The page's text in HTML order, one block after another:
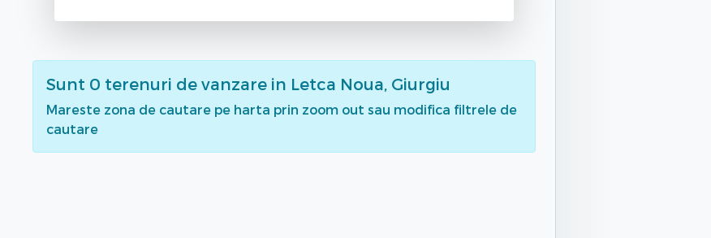
Sunt 0 terenuri de vanzare in Letca Noua, Giurgiu
Mareste zona de cautare pe harta prin zoom out sau modifica filtrele de
cautare